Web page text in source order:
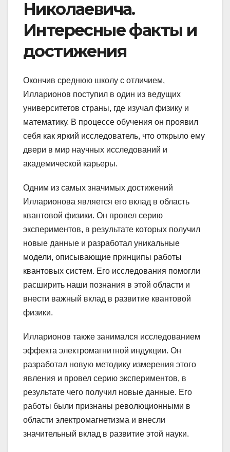
Николаевича.
Интересные факты и
достижения
Окончив среднюю школу с отличием,
Илларионов поступил в один из ведущих
университетов страны, где изучал физику и
математику. В процессе обучения он проявил
себя как яркий исследователь, что открыло ему
двери в мир научных исследований и
академической карьеры.
Одним из самых значимых достижений
Илларионова является его вклад в область
квантовой физики. Он провел серию
экспериментов, в результате которых получил
новые данные и разработал уникальные
модели, описывающие принципы работы
квантовых систем. Его исследования помогли
расширить наши познания в этой области и
внести важный вклад в развитие квантовой
физики.
Илларионов также занимался исследованием
эффекта электромагнитной индукции. Он
разработал новую методику измерения этого
явления и провел серию экспериментов, в
результате чего получил новые данные. Его
работы были признаны революционными в
области электромагнетизма и внесли
значительный вклад в развитие этой науки.